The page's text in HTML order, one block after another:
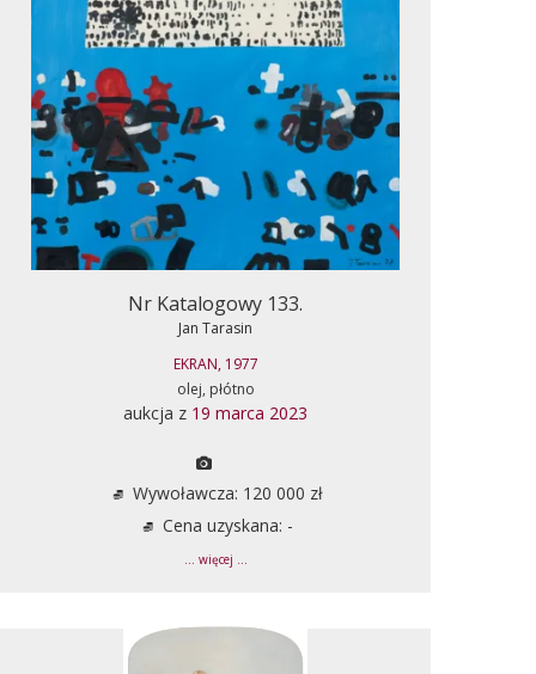
Nr Katalogowy 133.
Jan Tarasin
EKRAN, 1977
olej, płótno
aukcja z 19 marca 2023
Wywoławcza: 120 000 zł
Cena uzyskana: -
... więcej ...